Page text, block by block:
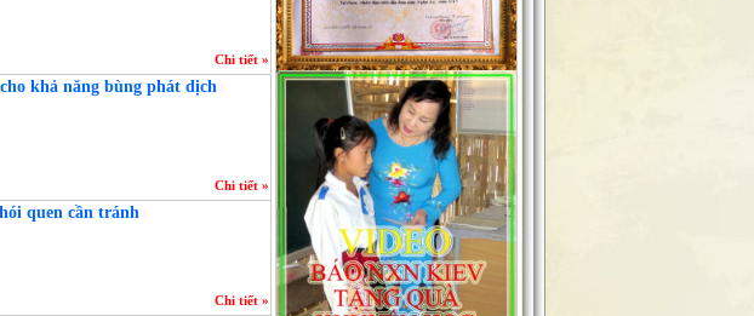
Chi tiết »
khả năng bùng phát dịch
Chi tiết »
quen cần tránh
Chi tiết »